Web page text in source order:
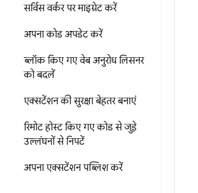
सर्विस वर्कर पर माइग्रेट करें
अपना कोड अपडेट करें
ब्लॉक किए गए वेब अनुरोध लिसनर
को बदलें
एक्सटेंशन की सुरक्षा बेहतर बनाएं
रिमोट होस्ट किए गए कोड से जुड़े
उल्लंघनों से निपटें
अपना एक्सटेंशन पब्लिश करें